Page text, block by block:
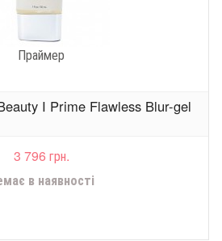
Праймер
I Prime Flawless Blur-gel
3 796 грн.
в наявності